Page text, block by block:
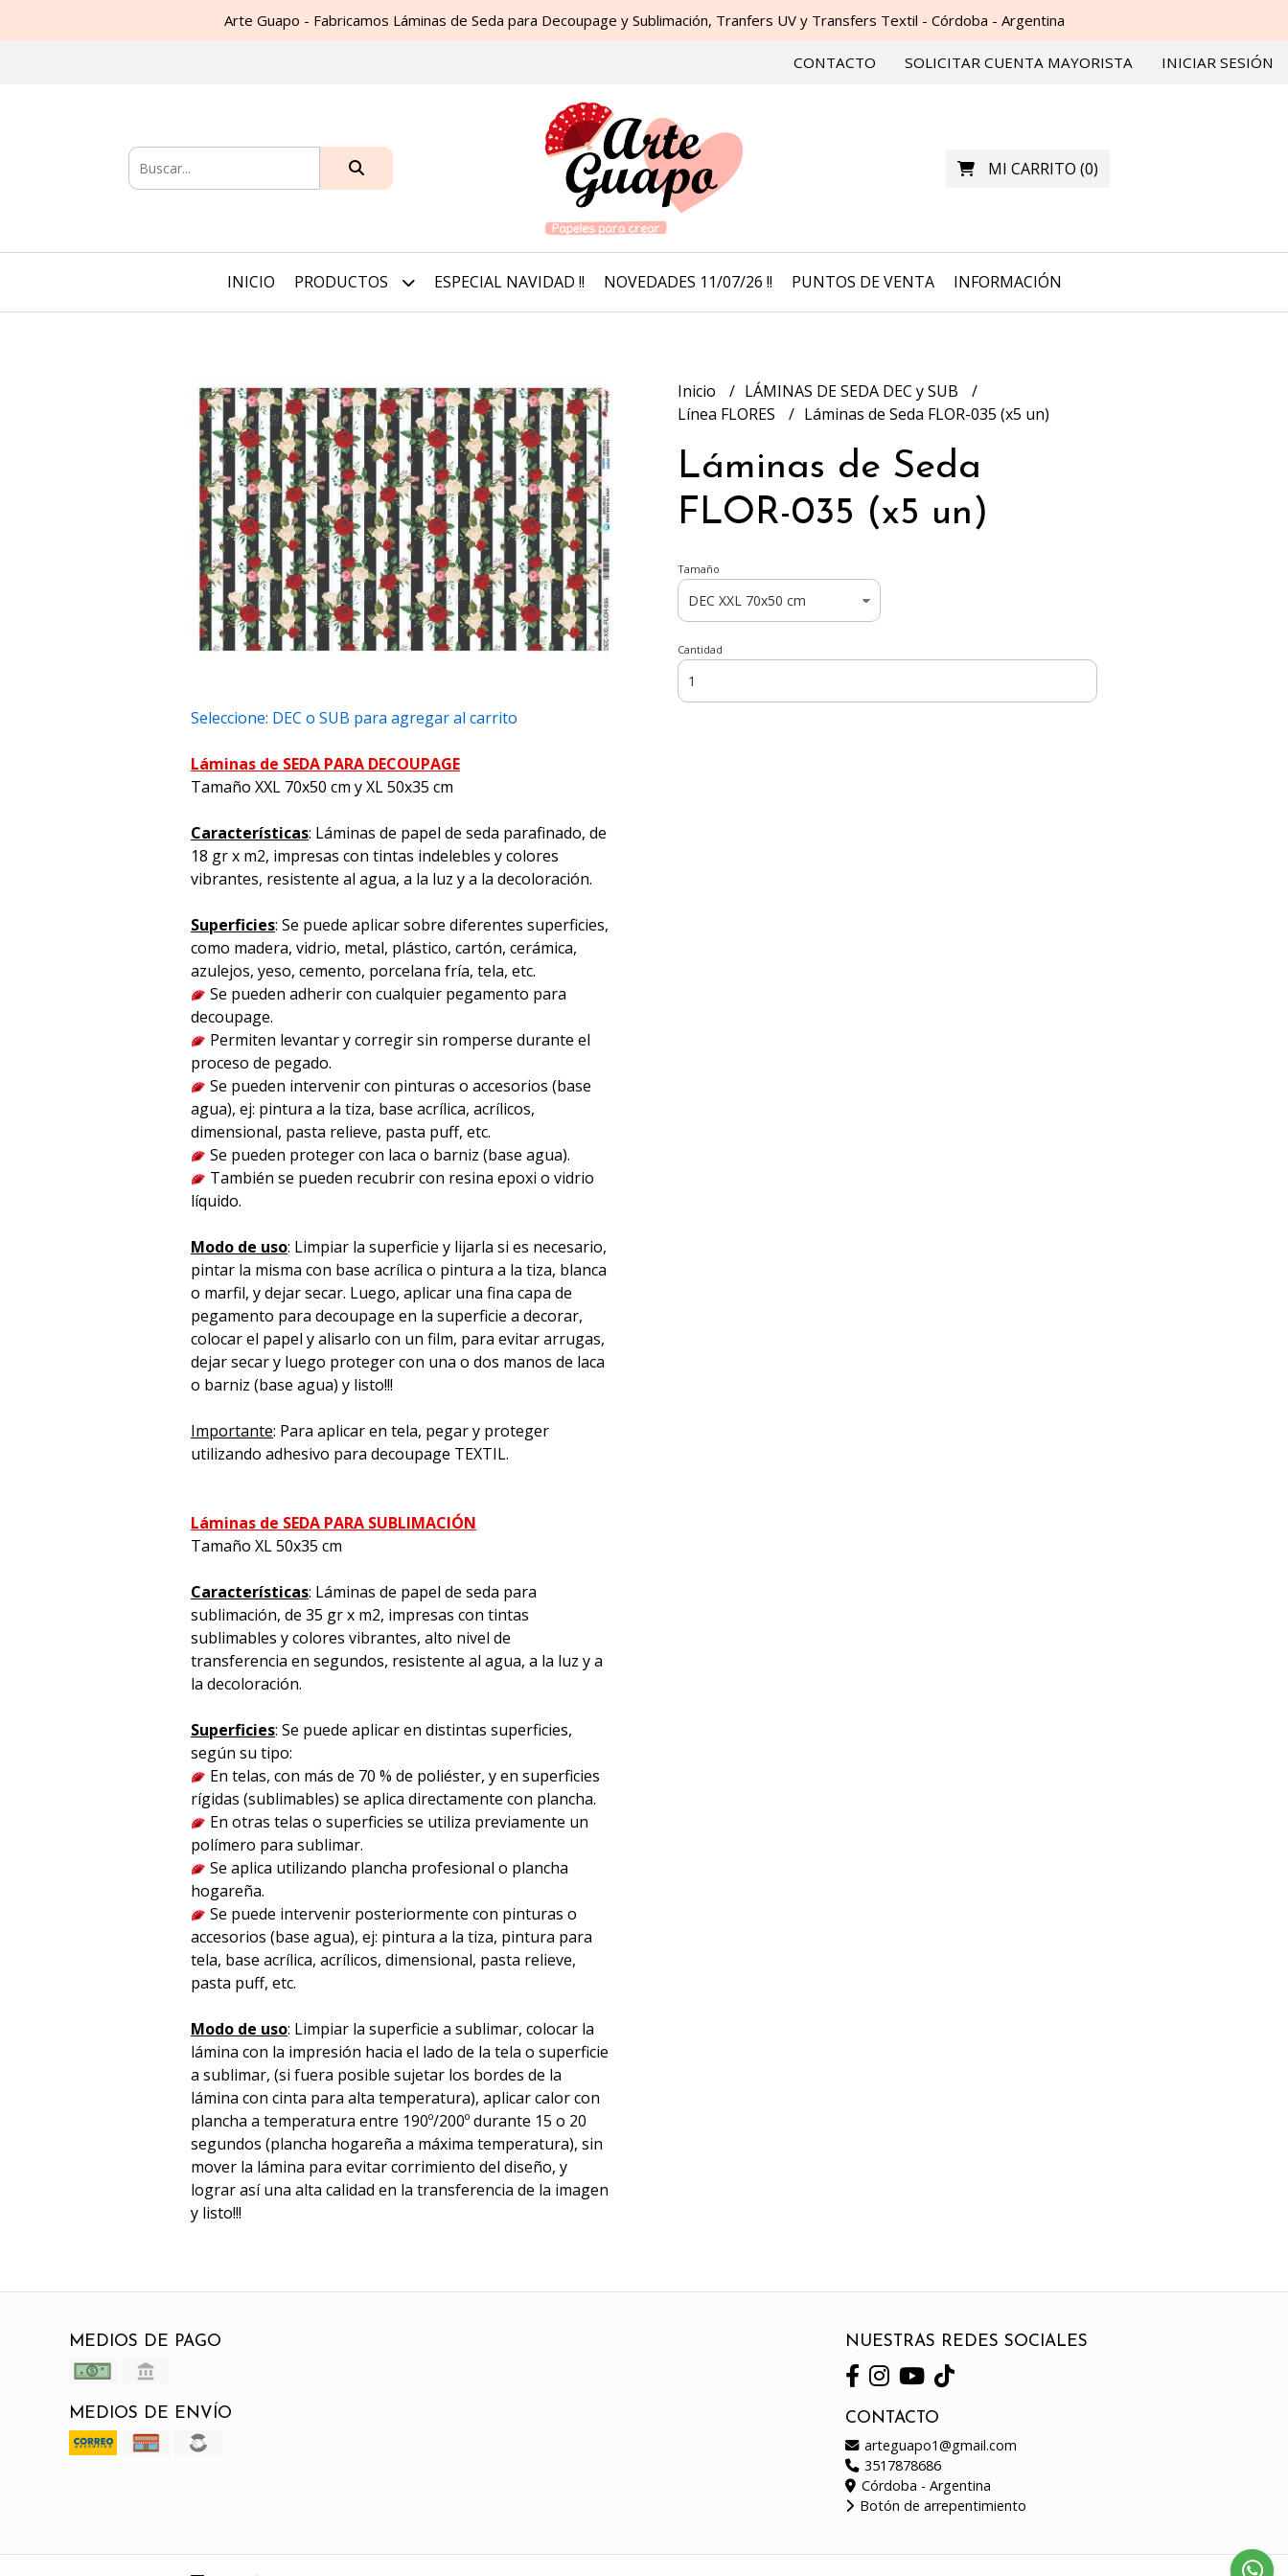
Arte Guapo - Fabricamos Láminas de Seda para Decoupage y Sublimación, Tranfers UV y Transfers Textil - Córdoba - Argentina
CONTACTO SOLICITAR CUENTA MAYORISTA INICIAR SESIÓN
MI CARRITO (0)
INICIO PRODUCTOS ESPECIAL NAVIDAD !! NOVEDADES 11/07/26 !! PUNTOS DE VENTA INFORMACIÓN
Seleccione: DEC o SUB para agregar al carrito
Láminas de SEDA PARA DECOUPAGE
Tamaño XXL 70x50 cm y XL 50x35 cm
Características: Láminas de papel de seda parafinado, de
18 gr x m2, impresas con tintas indelebles y colores
vibrantes, resistente al agua, a la luz y a la decoloración.
Superficies: Se puede aplicar sobre diferentes superficies,
como madera, vidrio, metal, plástico, cartón, cerámica,
azulejos, yeso, cemento, porcelana fría, tela, etc.
Se pueden adherir con cualquier pegamento para
decoupage.
Permiten levantar y corregir sin romperse durante el
proceso de pegado.
Se pueden intervenir con pinturas o accesorios (base
agua), ej: pintura a la tiza, base acrílica, acrílicos,
dimensional, pasta relieve, pasta puff, etc.
Se pueden proteger con laca o barniz (base agua).
También se pueden recubrir con resina epoxi o vidrio
líquido.
Modo de uso: Limpiar la superficie y lijarla si es necesario,
pintar la misma con base acrílica o pintura a la tiza, blanca
o marfil, y dejar secar. Luego, aplicar una fina capa de
pegamento para decoupage en la superficie a decorar,
colocar el papel y alisarlo con un film, para evitar arrugas,
dejar secar y luego proteger con una o dos manos de laca
o barniz (base agua) y listo!!!
Importante: Para aplicar en tela, pegar y proteger
utilizando adhesivo para decoupage TEXTIL.
Láminas de SEDA PARA SUBLIMACIÓN
Tamaño XL 50x35 cm
Características: Láminas de papel de seda para
sublimación, de 35 gr x m2, impresas con tintas
sublimables y colores vibrantes, alto nivel de
transferencia en segundos, resistente al agua, a la luz y a
la decoloración.
Superficies: Se puede aplicar en distintas superficies,
según su tipo:
En telas, con más de 70 % de poliéster, y en superficies
rígidas (sublimables) se aplica directamente con plancha.
En otras telas o superficies se utiliza previamente un
polímero para sublimar.
Se aplica utilizando plancha profesional o plancha
hogareña.
Se puede intervenir posteriormente con pinturas o
accesorios (base agua), ej: pintura a la tiza, pintura para
tela, base acrílica, acrílicos, dimensional, pasta relieve,
pasta puff, etc.
Modo de uso: Limpiar la superficie a sublimar, colocar la
lámina con la impresión hacia el lado de la tela o superficie
a sublimar, (si fuera posible sujetar los bordes de la
lámina con cinta para alta temperatura), aplicar calor con
plancha a temperatura entre 190º/200º durante 15 o 20
segundos (plancha hogareña a máxima temperatura), sin
mover la lámina para evitar corrimiento del diseño, y
lograr así una alta calidad en la transferencia de la imagen
y listo!!!
Inicio
LÁMINAS DE SEDA DEC y SUB
Línea FLORES
Láminas de Seda FLOR-035 (x5 un)
Láminas de Seda
FLOR-035 (x5 un)
Tamaño
Cantidad
MEDIOS DE PAGO
MEDIOS DE ENVÍO
NUESTRAS REDES SOCIALES
CONTACTO
arteguapo1@gmail.com
3517878686
Córdoba - Argentina
Botón de arrepentimiento